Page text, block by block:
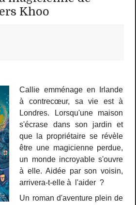
Khoo
Callie emménage en Irlande
à contrecœur, sa vie est à
Londres. Lorsqu'une maison
s'écrase dans son jardin et
que la propriétaire se révèle
être une magicienne perdue,
un monde incroyable s'ouvre
à elle. Aidée par son voisin,
arrivera-t-elle à l'aider ?
Un roman d'aventure plein de